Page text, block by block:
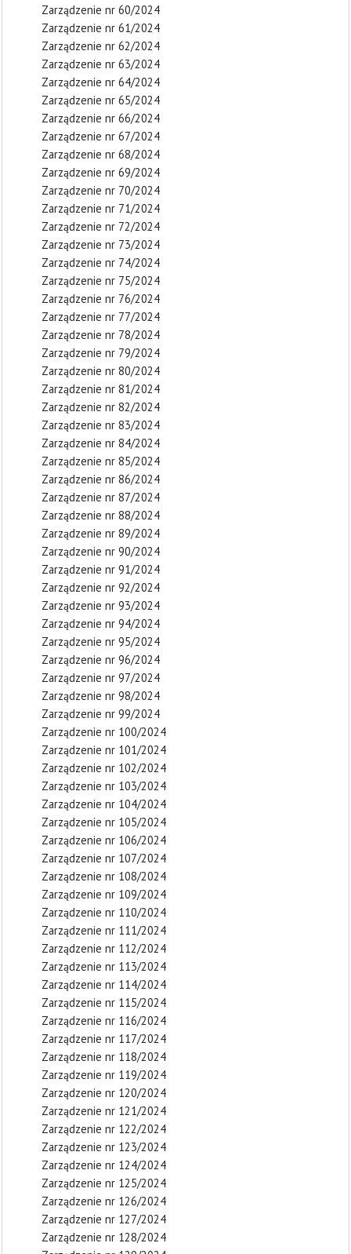
Zarządzenie nr 60/2024
Zarządzenie nr 61/2024
Zarządzenie nr 62/2024
Zarządzenie nr 63/2024
Zarządzenie nr 64/2024
Zarządzenie nr 65/2024
Zarządzenie nr 66/2024
Zarządzenie nr 67/2024
Zarządzenie nr 68/2024
Zarządzenie nr 69/2024
Zarządzenie nr 70/2024
Zarządzenie nr 71/2024
Zarządzenie nr 72/2024
Zarządzenie nr 73/2024
Zarządzenie nr 74/2024
Zarządzenie nr 75/2024
Zarządzenie nr 76/2024
Zarządzenie nr 77/2024
Zarządzenie nr 78/2024
Zarządzenie nr 79/2024
Zarządzenie nr 80/2024
Zarządzenie nr 81/2024
Zarządzenie nr 82/2024
Zarządzenie nr 83/2024
Zarządzenie nr 84/2024
Zarządzenie nr 85/2024
Zarządzenie nr 86/2024
Zarządzenie nr 87/2024
Zarządzenie nr 88/2024
Zarządzenie nr 89/2024
Zarządzenie nr 90/2024
Zarządzenie nr 91/2024
Zarządzenie nr 92/2024
Zarządzenie nr 93/2024
Zarządzenie nr 94/2024
Zarządzenie nr 95/2024
Zarządzenie nr 96/2024
Zarządzenie nr 97/2024
Zarządzenie nr 98/2024
Zarządzenie nr 99/2024
Zarządzenie nr 100/2024
Zarządzenie nr 101/2024
Zarządzenie nr 102/2024
Zarządzenie nr 103/2024
Zarządzenie nr 104/2024
Zarządzenie nr 105/2024
Zarządzenie nr 106/2024
Zarządzenie nr 107/2024
Zarządzenie nr 108/2024
Zarządzenie nr 109/2024
Zarządzenie nr 110/2024
Zarządzenie nr 111/2024
Zarządzenie nr 112/2024
Zarządzenie nr 113/2024
Zarządzenie nr 114/2024
Zarządzenie nr 115/2024
Zarządzenie nr 116/2024
Zarządzenie nr 117/2024
Zarządzenie nr 118/2024
Zarządzenie nr 119/2024
Zarządzenie nr 120/2024
Zarządzenie nr 121/2024
Zarządzenie nr 122/2024
Zarządzenie nr 123/2024
Zarządzenie nr 124/2024
Zarządzenie nr 125/2024
Zarządzenie nr 126/2024
Zarządzenie nr 127/2024
Zarządzenie nr 128/2024